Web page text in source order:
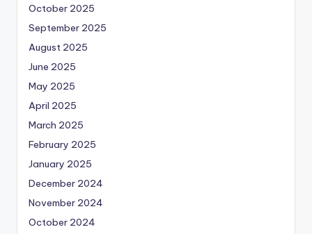
October 2025
September 2025
August 2025
June 2025
May 2025
April 2025
March 2025
February 2025
January 2025
December 2024
November 2024
October 2024